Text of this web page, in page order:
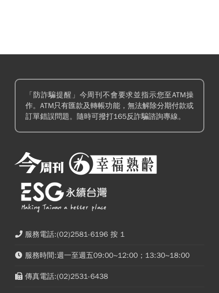
「防詐騙提醒」今周刊不會要求並指示您至ATM操
作。ATM只有匯款及轉帳功能，無法解除分期付款或
訂單錯誤問題。隨時可撥打165反詐騙諮詢專線。
服務電話:(02)2581-6196 按 1
服務時間:週一至週五09:00~12:00；13:30~18:00
傳真電話:(02)2531-6438